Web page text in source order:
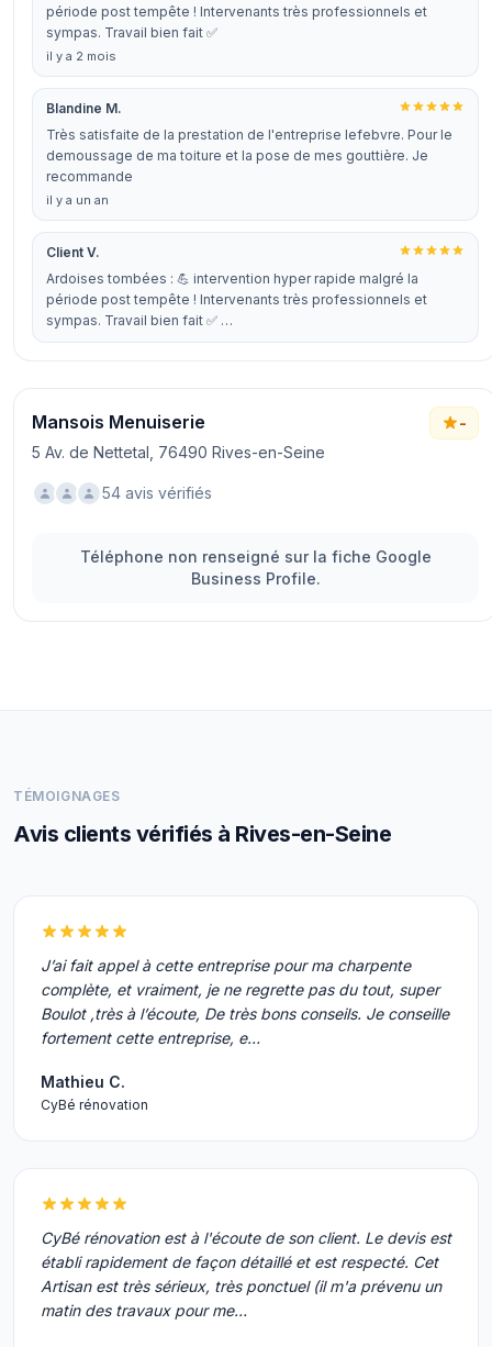
période post tempête ! Intervenants très professionnels et
sympas. Travail bien fait ✅
il y a 2 mois
Blandine M.
Très satisfaite de la prestation de l'entreprise lefebvre. Pour le
demoussage de ma toiture et la pose de mes gouttière. Je
recommande
il y a un an
Client V.
Ardoises tombées : 💪 intervention hyper rapide malgré la
période post tempête ! Intervenants très professionnels et
sympas. Travail bien fait ✅ …
Mansois Menuiserie
5 Av. de Nettetal, 76490 Rives-en-Seine
-
54 avis vérifiés
Téléphone non renseigné sur la fiche Google
Business Profile.
TÉMOIGNAGES
Avis clients vérifiés à Rives-en-Seine
J’ai fait appel à cette entreprise pour ma charpente
complète, et vraiment, je ne regrette pas du tout, super
Boulot ,très à l’écoute, De très bons conseils. Je conseille
fortement cette entreprise, e…
Mathieu C.
CyBé rénovation
CyBé rénovation est à l'écoute de son client. Le devis est
établi rapidement de façon détaillé et est respecté. Cet
Artisan est très sérieux, très ponctuel (il m'a prévenu un
matin des travaux pour me…